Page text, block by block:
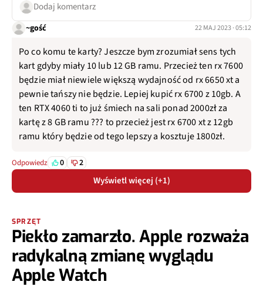
Dodaj komentarz
~gość 22 MAJ 2023 · 05:12
Po co komu te karty? Jeszcze bym zrozumiał sens tych
kart gdyby miały 10 lub 12 GB ramu. Przecież ten rx 7600
będzie miał niewiele większą wydajność od rx 6650 xt a
pewnie tańszy nie będzie. Lepiej kupić rx 6700 z 10gb. A
ten RTX 4060 ti to już śmiech na sali ponad 2000zł za
kartę z 8 GB ramu ??? to przecież jest rx 6700 xt z 12gb
ramu który będzie od tego lepszy a kosztuje 1800zł.
Odpowiedz 0 2
Wyświetl więcej (+1)
SPRZĘT
Piekło zamarzło. Apple rozważa
radykalną zmianę wyglądu
Apple Watch